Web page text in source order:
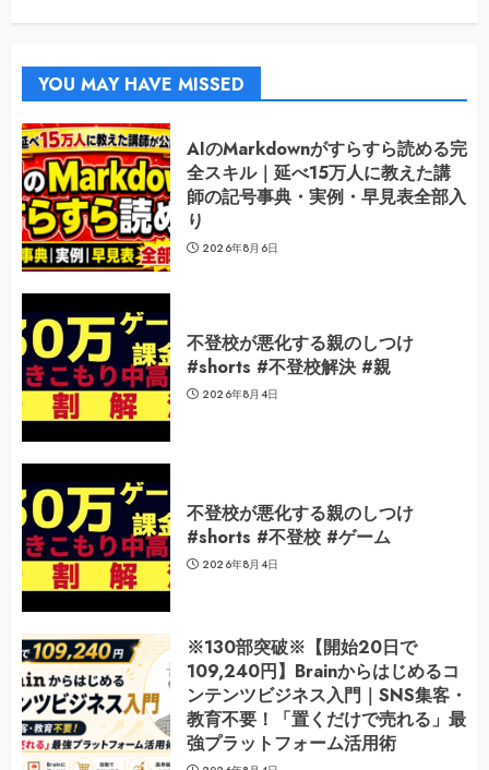
YOU MAY HAVE MISSED
AIのMarkdownがすらすら読める完
全スキル｜延べ15万人に教えた講
師の記号事典・実例・早見表全部入
り
2026年8月6日
不登校が悪化する親のしつけ
#shorts #不登校解決 #親
2026年8月4日
不登校が悪化する親のしつけ
#shorts #不登校 #ゲーム
2026年8月4日
※130部突破※【開始20日で
109,240円】Brainからはじめるコ
ンテンツビジネス入門｜SNS集客・
教育不要！「置くだけで売れる」最
強プラットフォーム活用術